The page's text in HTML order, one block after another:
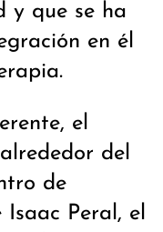
y que se ha
en él
el
del
de
Isaac Peral, el